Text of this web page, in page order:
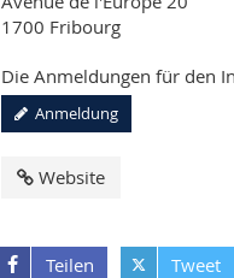
1700 Fribourg
Die Anmeldungen für den
Anmeldung
Website
Teilen Tweet